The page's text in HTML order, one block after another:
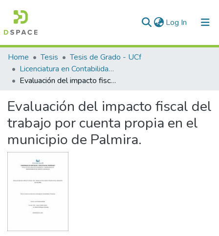
Log In (current)
Communities & Collections
All of DSpace
Home Tesis
Tesis de Grado - UCf
Licenciatura en Contabilidad y Finanzas
Evaluación del impacto fiscal del trabajo por cuenta propia en el municipio de Palmira.
Evaluación del impacto fiscal del
trabajo por cuenta propia en el
municipio de Palmira.